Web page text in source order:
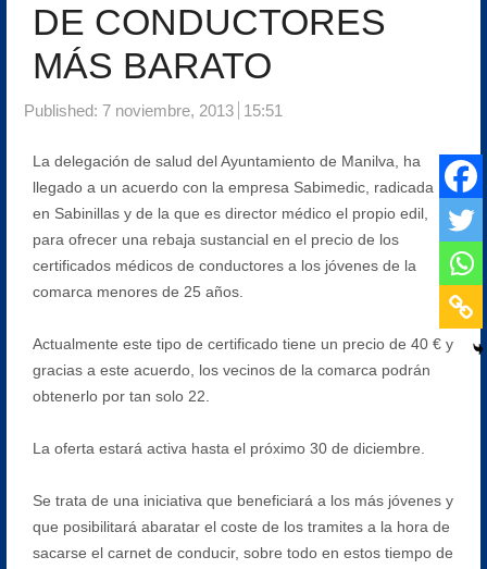
DE CONDUCTORES
MÁS BARATO
Published: 7 noviembre, 2013 15:51
La delegación de salud del Ayuntamiento de Manilva, ha
llegado a un acuerdo con la empresa Sabimedic, radicada
en Sabinillas y de la que es director médico el propio edil,
para ofrecer una rebaja sustancial en el precio de los
certificados médicos de conductores a los jóvenes de la
comarca menores de 25 años.
Actualmente este tipo de certificado tiene un precio de 40 € y
gracias a este acuerdo, los vecinos de la comarca podrán
obtenerlo por tan solo 22.
La oferta estará activa hasta el próximo 30 de diciembre.
Se trata de una iniciativa que beneficiará a los más jóvenes y
que posibilitará abaratar el coste de los tramites a la hora de
sacarse el carnet de conducir, sobre todo en estos tiempo de